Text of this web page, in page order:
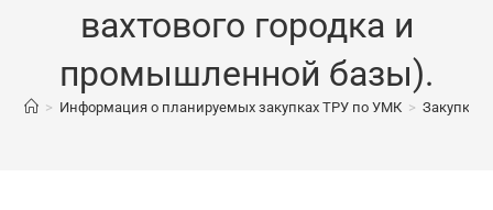
вахтового городка и
промышленной базы).
> Информация о планируемых закупках ТРУ по УМК > Закупка